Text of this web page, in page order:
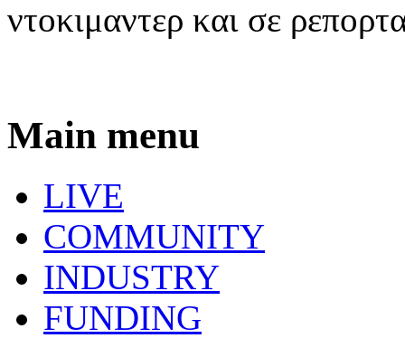
ντοκιμαντερ και σε
Main menu
LIVE
COMMUNITY
INDUSTRY
FUNDING